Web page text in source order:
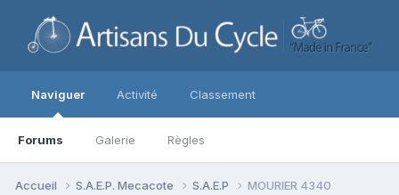
Naviguer
Forums Galerie Règles
Activité Classement
Accueil S.A.E.P. Mecacote S.A.E.P MOURIER 4340